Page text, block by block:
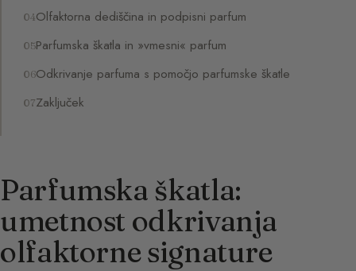
Olfaktorna dediščina in podpisni parfum
Parfumska škatla in »vmesni« parfum
Odkrivanje parfuma s pomočjo parfumske škatle
Zaključek
Parfumska škatla:
umetnost odkrivanja
olfaktorne signature